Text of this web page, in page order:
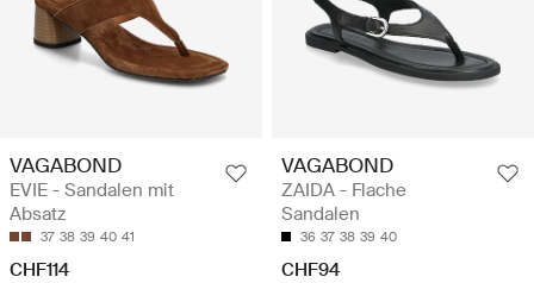
VAGABOND
EVIE - Sandalen mit
Absatz
37 38 39 40 41
CHF114
VAGABOND
ZAIDA - Flache
Sandalen
36 37 38 39 40
CHF94